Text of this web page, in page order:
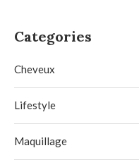
Categories
Cheveux
Lifestyle
Maquillage